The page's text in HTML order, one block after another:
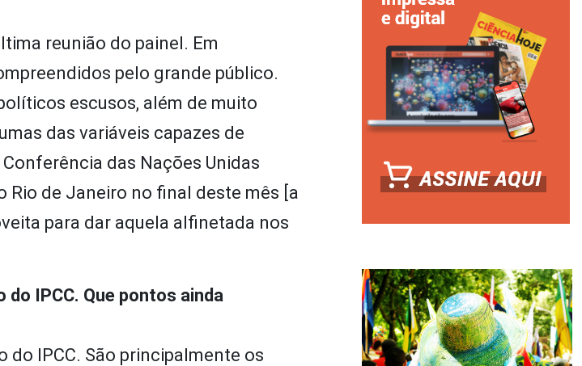
reunião do painel. Em
pelo grande público.
escusos, além de muito
das variáveis capazes de
das Nações Unidas
Rio de Janeiro no final deste mês [a
para dar aquela alfinetada nos
IPCC. Que pontos ainda
IPCC. São principalmente os